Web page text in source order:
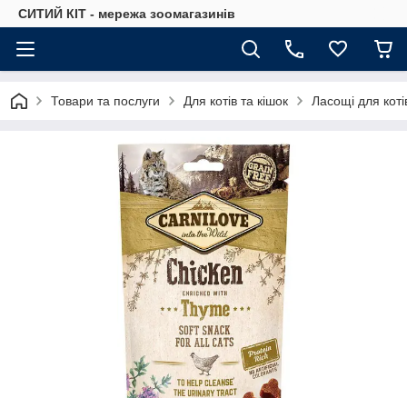
СИТИЙ КІТ - мережа зоомагазинів
Товари та послуги Для котів та кішок Ласощі для